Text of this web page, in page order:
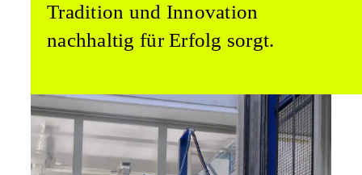
Tradition und Innovation
nachhaltig für Erfolg sorgt.